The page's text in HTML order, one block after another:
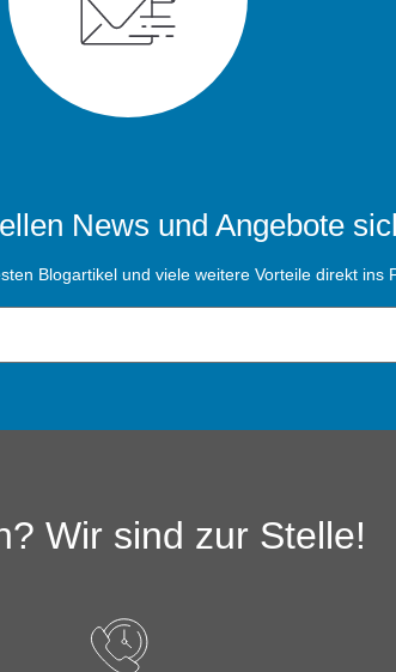
News und Angebote
Blogartikel und viele weitere Vorteile direkt ins
Wir sind zur Stelle!